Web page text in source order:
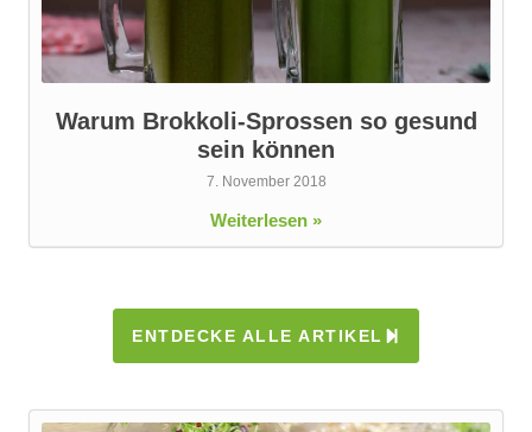
Warum Brokkoli-Sprossen so gesund
sein können
7. November 2018
Weiterlesen »
ENTDECKE ALLE ARTIKEL